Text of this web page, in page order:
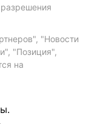
"Новости
"Позиция",
на